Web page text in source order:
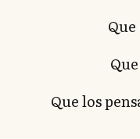
Que los